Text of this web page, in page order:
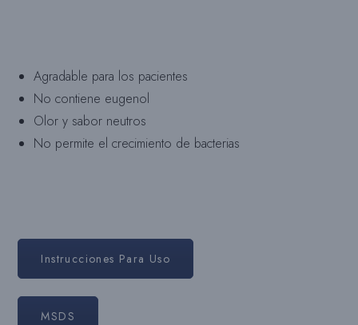
Agradable para los pacientes
No contiene eugenol
Olor y sabor neutros
No permite el crecimiento de bacterias
Instrucciones Para Uso
MSDS